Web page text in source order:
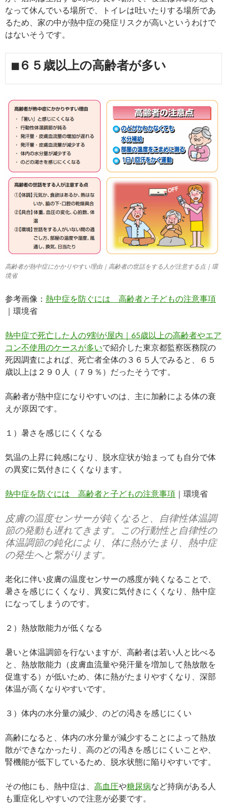
なって休んでいる場所で、トイレは吐いたりする場所であ
るため、家の中が熱中症の発症リスクが高いというわけで
はないそうです。
■６５歳以上の高齢者が多い
高齢者が熱中症にかかりやすい理由｜高齢者の世話をする人が注意する点｜環
境省
参考画像： 熱中症を防ぐには 高齢者と子どもの注意事項
｜環境省
熱中症で死亡した人の9割が屋内｜65歳以上の高齢者やエア
コン不使用のケースが多いで紹介した東京都監察医務院の
死因調査によれば、死亡者全体の３６５人でみると、６５
歳以上は２９０人（７９％）だったそうです。
高齢者が熱中症になりやすいのは、主に加齢による体の衰
えが原因です。
１）暑さを感じにくくなる
気温の上昇に鈍感になり、脱水症状が始まっても自分で体
の異変に気付きにくくなります。
熱中症を防ぐには 高齢者と子どもの注意事項 ｜環境省
皮膚の温度センサーが鈍くなると、自律性体温調
節の発動も遅れてきます。この行動性と自律性の
体温調節の鈍化により、体に熱がたまり、熱中症
の発生へと繋がります。
老化に伴い皮膚の温度センサーの感度が鈍くなることで、
暑さを感じにくくなり、異変に気付きにくくなり、熱中症
になってしまうのです。
２）熱放散能力が低くなる
暑いと体温調節を行ないますが、高齢者は若い人と比べる
と、熱放散能力（皮膚血流量や発汗量を増加して熱放散を
促進する）が低いため、体に熱がたまりやすくなり、深部
体温が高くなりやすいです。
３）体内の水分量の減少、のどの渇きを感じにくい
高齢になると、体内の水分量が減少することによって熱放
散ができなかったり、高のどの渇きを感じにくいことや、
腎機能が低下しているため、脱水状態に陥りやすいです。
その他にも、熱中症は、 高血圧や糖尿病など持病がある人
も重症化しやすいので注意が必要です。